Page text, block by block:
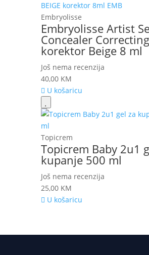
Embryolisse
Embryolisse Artist
Concealer
korektor Beige 8 ml
Još nema recenzija
40,00 KM
U košaricu
Topicrem
Topicrem Baby 2u1
kupanje 500 ml
Još nema recenzija
25,00 KM
U košaricu